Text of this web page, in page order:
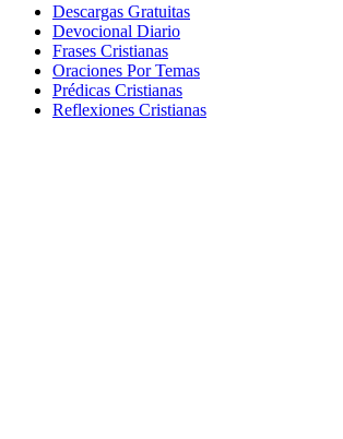
Descargas Gratuitas
Devocional Diario
Frases Cristianas
Oraciones Por Temas
Prédicas Cristianas
Reflexiones Cristianas